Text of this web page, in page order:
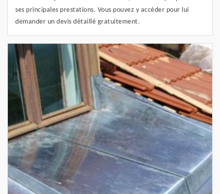
ses principales prestations. Vous pouvez y accéder pour lui
demander un devis détaillé gratuitement.